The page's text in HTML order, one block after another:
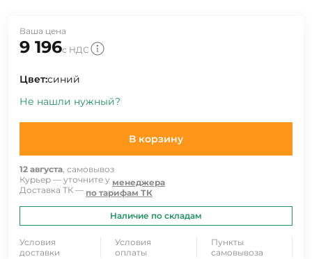
Ваша цена
9 196с НДС
Цвет:синий
Не нашли нужный?
В корзину
12 августа, самовывоз
Курьер — уточните у менеджера
Доставка ТК — по тарифам ТК
Наличие по складам
Условия
доставки
Условия
оплаты
Пункты
самовывоза